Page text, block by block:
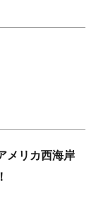
メリカ西海岸